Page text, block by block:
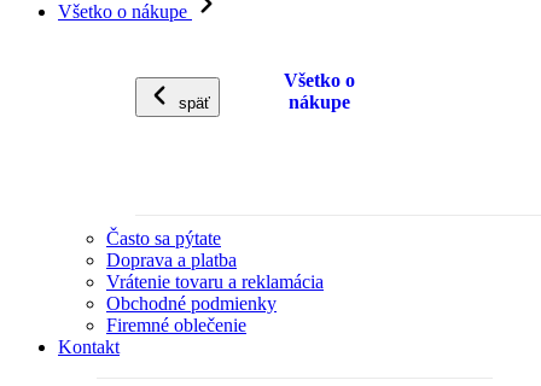
Všetko o nákupe
späť
Všetko o
nákupe
Často sa pýtate
Doprava a platba
Vrátenie tovaru a reklamácia
Obchodné podmienky
Firemné oblečenie
Kontakt